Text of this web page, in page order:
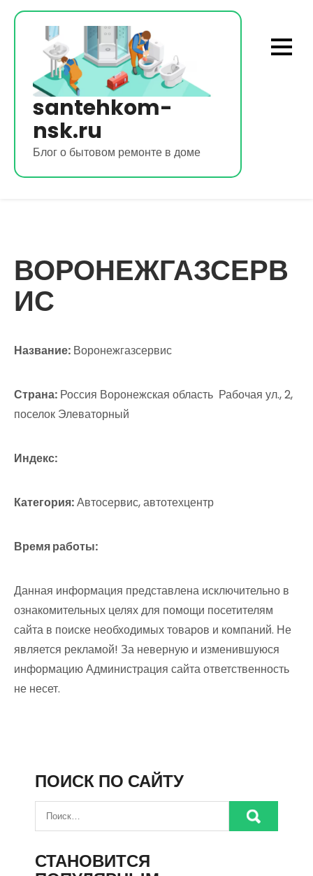
Перейти
содержимому
santehkom-
nsk.ru
Блог о бытовом ремонте в доме
ВОРОНЕЖГАЗСЕРВ
ИС
Название: Воронежгазсервис
Страна: Россия Воронежская область Рабочая ул., 2,
поселок Элеваторный
Индекс:
Категория:Автосервис, автотехцентр
Время работы:
Данная информация представлена исключительно в
ознакомительных целях для помощи посетителям
сайта в поиске необходимых товаров и компаний. Не
является рекламой! За неверную и изменившуюся
информацию Администрация сайта ответственность
не несет.
ПОИСК ПО САЙТУ
СТАНОВИТСЯ